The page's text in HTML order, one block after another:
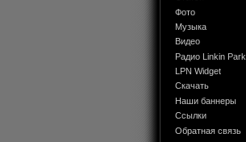
Фото
Музыка
Видео
Радио Linkin Park
LPN Widget
Скачать
Наши баннеры
Ссылки
Обратная связь